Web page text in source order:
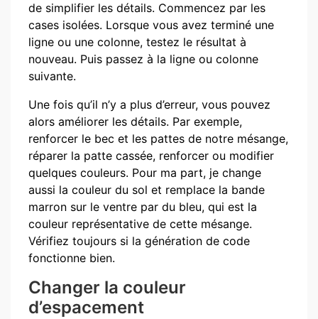
de simplifier les détails. Commencez par les
cases isolées. Lorsque vous avez terminé une
ligne ou une colonne, testez le résultat à
nouveau. Puis passez à la ligne ou colonne
suivante.
Une fois qu’il n’y a plus d’erreur, vous pouvez
alors améliorer les détails. Par exemple,
renforcer le bec et les pattes de notre mésange,
réparer la patte cassée, renforcer ou modifier
quelques couleurs. Pour ma part, je change
aussi la couleur du sol et remplace la bande
marron sur le ventre par du bleu, qui est la
couleur représentative de cette mésange.
Vérifiez toujours si la génération de code
fonctionne bien.
Changer la couleur
d’espacement